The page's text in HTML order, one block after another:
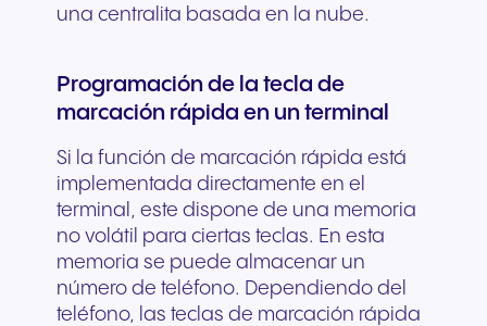
una centralita basada en la nube.
Programación de la tecla de
marcación rápida en un terminal
Si la función de marcación rápida está
implementada directamente en el
terminal, este dispone de una memoria
no volátil para ciertas teclas. En esta
memoria se puede almacenar un
número de teléfono. Dependiendo del
teléfono, las teclas de marcación rápida